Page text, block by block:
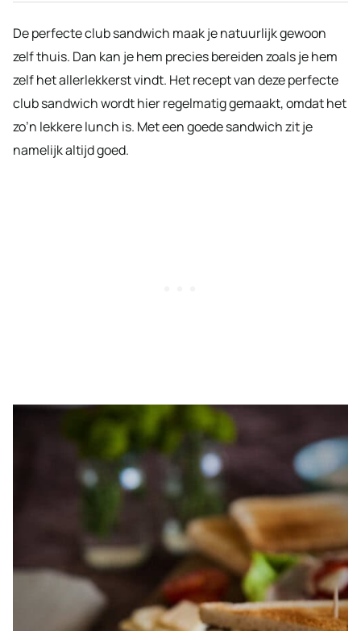
De perfecte club sandwich maak je natuurlijk gewoon
zelf thuis. Dan kan je hem precies bereiden zoals je hem
zelf het allerlekkerst vindt. Het recept van deze perfecte
club sandwich wordt hier regelmatig gemaakt, omdat het
zo’n lekkere lunch is. Met een goede sandwich zit je
namelijk altijd goed.